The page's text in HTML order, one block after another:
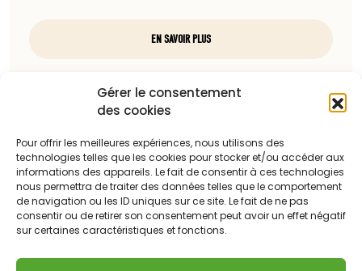
Gérer le consentement
des cookies
Pour offrir les meilleures expériences, nous utilisons des
technologies telles que les cookies pour stocker et/ou accéder aux
informations des appareils. Le fait de consentir à ces technologies
nous permettra de traiter des données telles que le comportement
de navigation ou les ID uniques sur ce site. Le fait de ne pas
consentir ou de retirer son consentement peut avoir un effet négatif
sur certaines caractéristiques et fonctions.
EN SAVOIR PLUS
Nous contacter
85100 Les Sables-d'Olonne
Téléphone :
06 13 23 67 88
Adresse mail :